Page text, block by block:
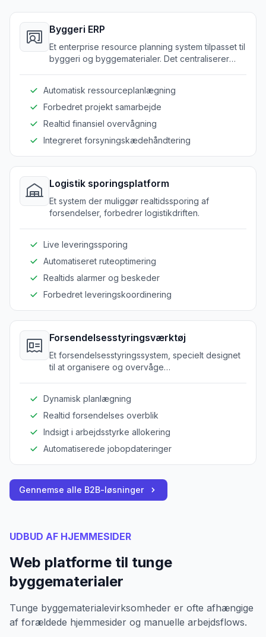
Byggeri ERP
Et enterprise resource planning system tilpasset til
byggeri og byggematerialer. Det centraliserer
Automatisk ressourceplanlægning
Forbedret projekt samarbejde
Realtid finansiel overvågning
Integreret forsyningskædehåndtering
Logistik sporingsplatform
Et system der muliggør realtidssporing af
forsendelser, forbedrer logistikdriften.
Live leveringssporing
Automatiseret ruteoptimering
Realtids alarmer og beskeder
Forbedret leveringskoordinering
Forsendelsesstyringsværktøj
Et forsendelsesstyringssystem, specielt designet
til at organisere og overvåge
Dynamisk planlægning
Realtid forsendelses overblik
Indsigt i arbejdsstyrke allokering
Automatiserede jobopdateringer
Gennemse alle B2B-løsninger
UDBUD AF HJEMMESIDER
Web platforme til tunge
byggematerialer
Tunge byggematerialevirksomheder er ofte afhængige
af forældede hjemmesider og manuelle arbejdsflows.